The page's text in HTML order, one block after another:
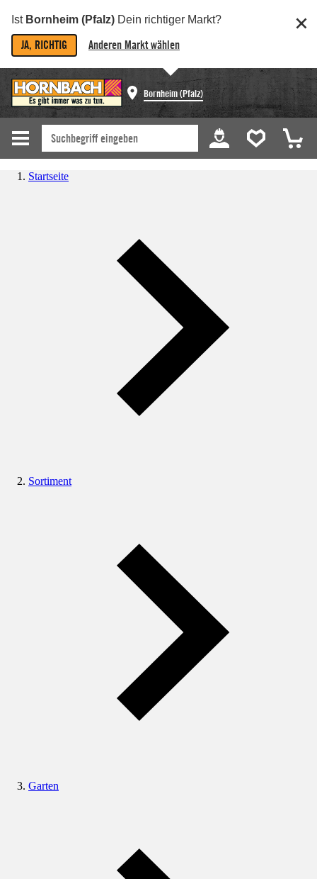
Ist Bornheim (Pfalz) Dein richtiger Markt?
JA, RICHTIG Anderen Markt wählen
Bornheim (Pfalz)
Startseite
Sortiment
Garten